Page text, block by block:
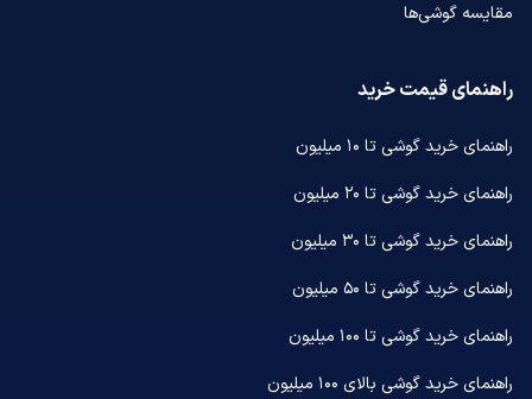
مقایسه گوشی‌ها
راهنمای قیمت خرید
راهنمای خرید گوشی تا ۱۰ میلیون
راهنمای خرید گوشی تا ۲۰ میلیون
راهنمای خرید گوشی تا ۳۰ میلیون
راهنمای خرید گوشی تا ۵۰ میلیون
راهنمای خرید گوشی تا ۱۰۰ میلیون
راهنمای خرید گوشی بالای ۱۰۰ میلیون